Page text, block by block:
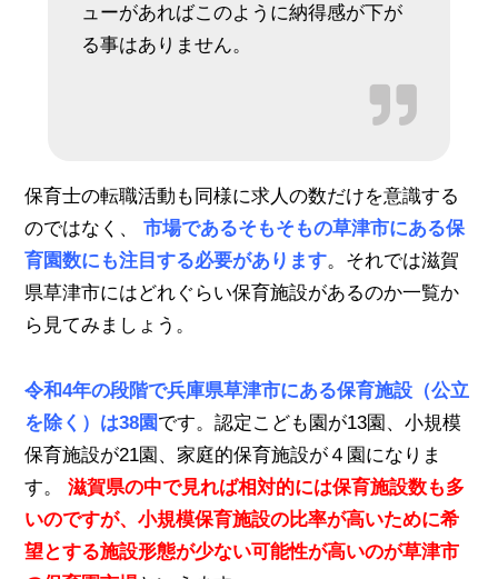
ューがあればこのように納得感が下が
る事はありません。
保育士の転職活動も同様に求人の数だけを意識する
のではなく、市場であるそもそもの草津市にある保
育園数にも注目する必要があります。それでは滋賀
県草津市にはどれぐらい保育施設があるのか一覧か
ら見てみましょう。
令和4年の段階で兵庫県草津市にある保育施設（公立
を除く）は38園です。認定こども園が13園、小規模
保育施設が21園、家庭的保育施設が４園になりま
す。滋賀県の中で見れば相対的には保育施設数も多
いのですが、小規模保育施設の比率が高いために希
望とする施設形態が少ない可能性が高いのが草津市